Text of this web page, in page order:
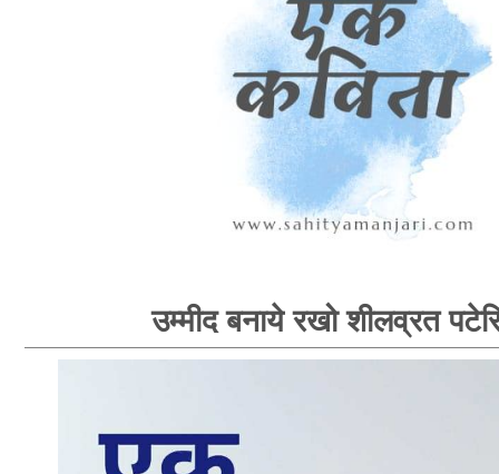
उम्मीद बनाये रखो शीलव्रत